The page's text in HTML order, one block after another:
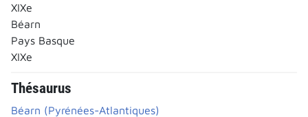
XIXe
Béarn
Pays Basque
XIXe
Thésaurus
Béarn (Pyrénées-Atlantiques)